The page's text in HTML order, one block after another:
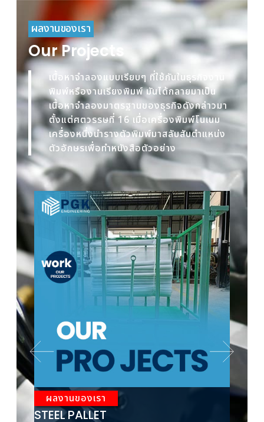
ผลงานของเรา
Our Projects
เนื้อหาจำลองแบบเรียบๆ ที่ใช้กันในธุรกิจงาน
พิมพ์หรืองานเรียงพิมพ์ มันได้กลายมาเป็น
เนื้อหาจำลองมาตรฐานของธุรกิจดังกล่าวมา
ตั้งแต่ศตวรรษที่ 16 เมื่อเครื่องพิมพ์โนเนม
เครื่องหนึ่งนำรางตัวพิมพ์มาสลับสับตำแหน่ง
ตัวอักษรเพื่อทำหนังสือตัวอย่าง
ผลงานของเรา
STEEL PALLET